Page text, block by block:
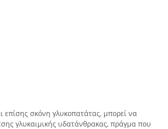
επίσης σκόνη γλυκοπατάτας, μπορεί να
γλυκαιμικής υδατάνθρακας, πράγμα που